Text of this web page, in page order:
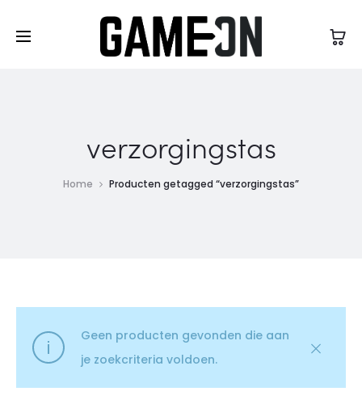
High Five Fashion
verzorgingstas
Home Producten getagged “verzorgingstas”
Geen producten gevonden die aan
je zoekcriteria voldoen.